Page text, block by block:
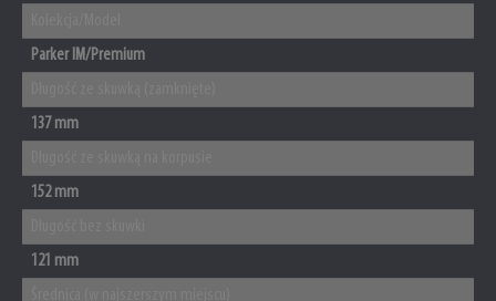
Parker IM/Premium
137 mm
152 mm
121 mm